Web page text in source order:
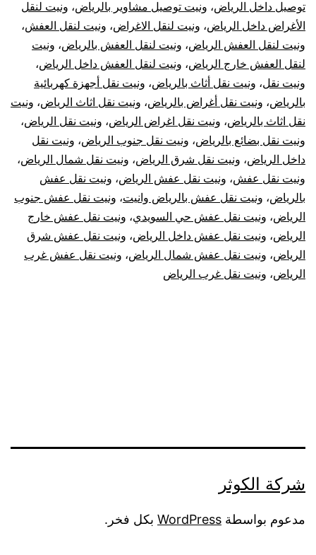
توصيل داخل الرياض، ونيت توصيل مشاوير بالرياض، ونيت لنقل
الأغراض داخل الرياض، ونيت لنقل الاغراض، ونيت لنقل العفش،
ونيت لنقل العفش الرياض، ونيت لنقل العفش بالرياض، ونيت
لنقل العفش خارج الرياض، ونيت لنقل العفش داخل الرياض،
ونيت نقل، ونيت نقل أثاث بالرياض، ونيت نقل أجهزة كهربائية
بالرياض، ونيت نقل أغراض بالرياض، ونيت نقل اثاث الرياض، ونيت
نقل اثاث بالرياض، ونيت نقل اغراض الرياض، ونيت نقل الرياض،
ونيت نقل بضائع بالرياض، ونيت نقل جنوب الرياض، ونيت نقل
داخل الرياض، ونيت نقل شرق الرياض، ونيت نقل شمال الرياض،
ونيت نقل عفش، ونيت نقل عفش الرياض، ونيت نقل عفش
بالرياض، ونيت نقل عفش بالرياض وانيت، ونيت نقل عفش جنوب
الرياض، ونيت نقل عفش حي السويدي، ونيت نقل عفش خارج
الرياض، ونيت نقل عفش داخل الرياض، ونيت نقل عفش شرق
الرياض، ونيت نقل عفش شمال الرياض، ونيت نقل عفش غرب
الرياض، ونيت نقل غرب الرياض
شركة الكوثر
مدعوم بواسطة WordPress بكل فخر.